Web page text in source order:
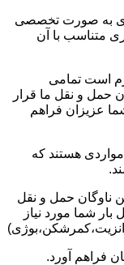
به صورت تخصصی
متناسب با آن
است تمامی
حمل و نقل ما قرار
شما عزیزان فراهم
مواردی هستند که
ناوگان حمل و نقل
شما مورد نیاز
فراهم آورد.